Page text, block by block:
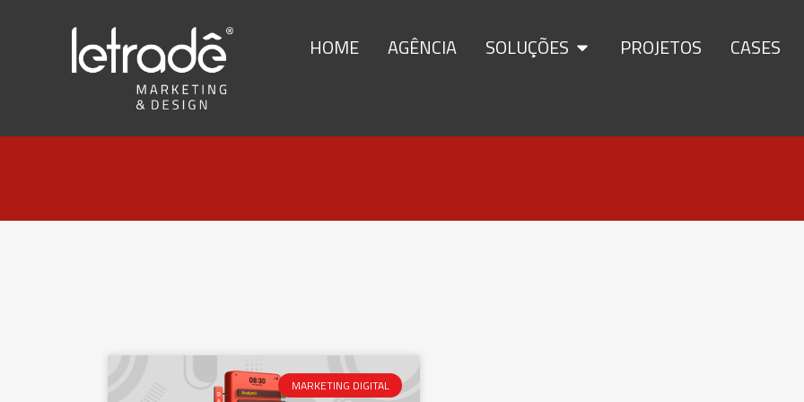
HOME AGÊNCIA SOLUÇÕES PROJETOS CASES
MARKETING DIGITAL